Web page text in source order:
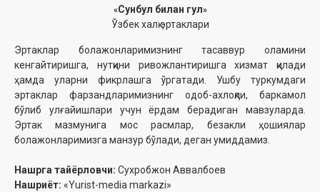
«Сунбул билан гул»
Ўзбек халқ эртаклари
Эртаклар болажонларимизнинг тасаввур оламини
кенгайтиришга, нутқини ривожлантиришга хизмат қилади
ҳамда уларни фикрлашга ўргатади. Ушбу туркумдаги
эртаклар фарзандларимизнинг одоб-ахлоқли, баркамол
бўлиб улғайишлари учун ёрдам берадиган мавзуларда.
Эртак мазмунига мос расмлар, безакли ҳошиялар
болажонларимизга манзур бўлади, деган умиддамиз.
Нашрга тайёрловчи: Сухробжон Аввалбоев
Нашриёт: «Yurist-media markazi»